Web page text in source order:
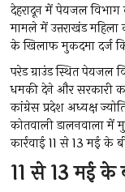
देहरादून में पेयजल
मामले में उत्तराखंड महिला
के खिलाफ मुकदमा दर्ज
परेड ग्राउंड स्थित पेयजल
धमकी देने और सरकारी
कांग्रेस प्रदेश अध्यक्ष
कोतवाली डालनवाला में
कार्रवाई 11 से 13 मई के
11 से 13 मई के